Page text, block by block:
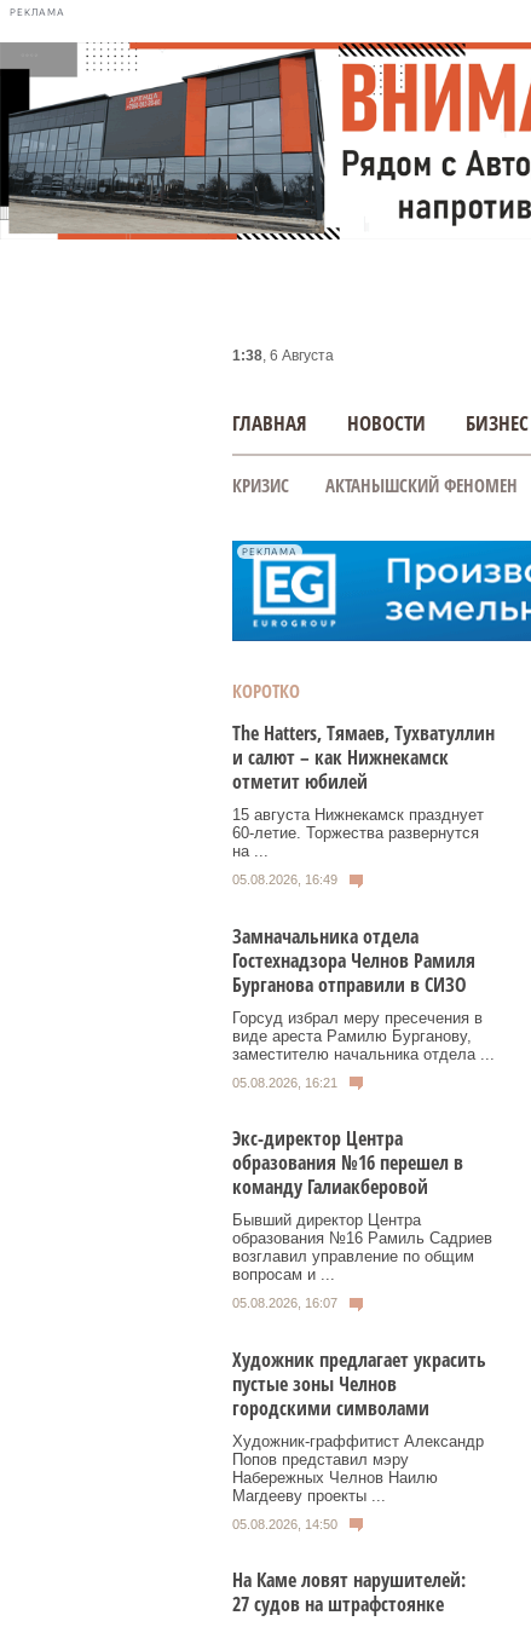
РЕКЛАМА
1:38, 6 Августа
ГЛАВНАЯ НОВОСТИ БИЗНЕС
КРИЗИС АКТАНЫШСКИЙ ФЕНОМЕН
РЕКЛАМА
КОРОТКО
Тhe Нatters, Тямаев, Тухватуллин
и салют – как Нижнекамск
отметит юбилей
15 августа Нижнекамск празднует
60‑летие. Торжества развернутся
на ...
05.08.2026, 16:49
Замначальника отдела
Гостехнадзора Челнов Рамиля
Бурганова отправили в СИЗО
Горсуд избрал меру пресечения в
виде ареста Рамилю Бурганову,
заместителю начальника отдела ...
05.08.2026, 16:21
Экс-директор Центра
образования №16 перешел в
команду Галиакберовой
Бывший директор Центра
образования №16 Рамиль Садриев
возглавил управление по общим
вопросам и ...
05.08.2026, 16:07
Художник предлагает украсить
пустые зоны Челнов
городскими символами
Художник‑граффитист Александр
Попов представил мэру
Набережных Челнов Наилю
Магдееву проекты ...
05.08.2026, 14:50
На Каме ловят нарушителей:
27 судов на штрафстоянке